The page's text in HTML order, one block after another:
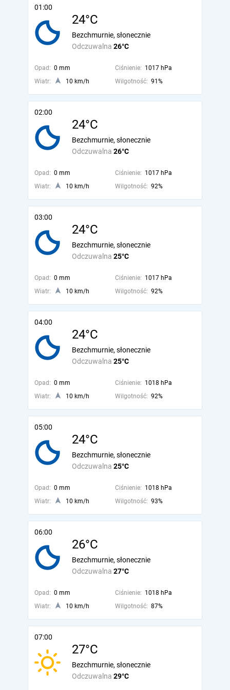
01:00
24°C
Odczuwalna 26°C
Bezchmurnie, słonecznie
Opad: 0 mm Ciśnienie: 1017 hPa
Wiatr:
10 km/h Wilgotność: 91%
02:00
24°C
Odczuwalna 26°C
Bezchmurnie, słonecznie
Opad: 0 mm Ciśnienie: 1017 hPa
Wiatr:
10 km/h Wilgotność: 92%
03:00
24°C
Odczuwalna 25°C
Bezchmurnie, słonecznie
Opad: 0 mm Ciśnienie: 1017 hPa
Wiatr:
10 km/h Wilgotność: 92%
04:00
24°C
Odczuwalna 25°C
Bezchmurnie, słonecznie
Opad: 0 mm Ciśnienie: 1018 hPa
Wiatr:
10 km/h Wilgotność: 92%
05:00
24°C
Odczuwalna 25°C
Bezchmurnie, słonecznie
Opad: 0 mm Ciśnienie: 1018 hPa
Wiatr:
10 km/h Wilgotność: 93%
06:00
26°C
Odczuwalna 27°C
Bezchmurnie, słonecznie
Opad: 0 mm Ciśnienie: 1018 hPa
Wiatr:
10 km/h Wilgotność: 87%
07:00
27°C
Odczuwalna 29°C
Bezchmurnie, słonecznie